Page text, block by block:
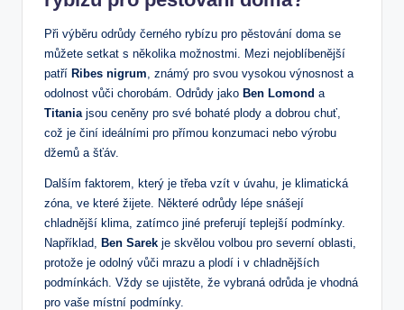
Při výběru odrůdy černého rybízu pro pěstování doma se
můžete setkat s několika možnostmi. Mezi nejoblíbenější
patří Ribes nigrum , známý pro svou vysokou výnosnost a
odolnost vůči chorobám. Odrůdy jako Ben Lomond a
Titania jsou ceněny pro své bohaté plody a dobrou chuť,
což je činí ideálními pro přímou konzumaci nebo výrobu
džemů a šťáv.
Dalším faktorem, který je třeba vzít v úvahu, je klimatická
zóna, ve které žijete. Některé odrůdy lépe snášejí
chladnější klima, zatímco jiné preferují teplejší podmínky.
Například, Ben Sarek je skvělou volbou pro severní oblasti,
protože je odolný vůči mrazu a plodí i v chladnějších
podmínkách. Vždy se ujistěte, že vybraná odrůda je vhodná
pro vaše místní podmínky.